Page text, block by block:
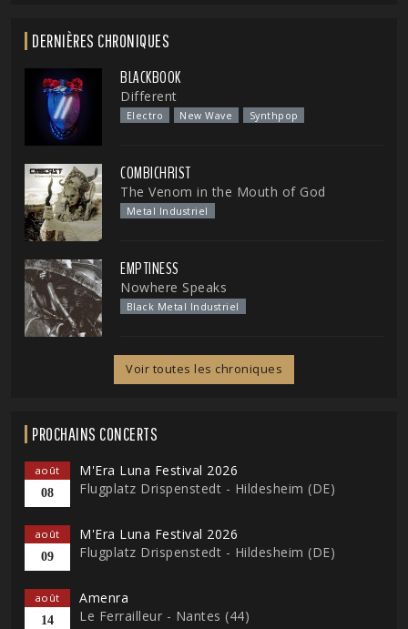
DERNIÈRES CHRONIQUES
BLACKBOOK
Different
Electro New Wave Synthpop
COMBICHRIST
The Venom in the Mouth of God
Metal Industriel
EMPTINESS
Nowhere Speaks
Black Metal Industriel
Voir toutes les chroniques
PROCHAINS CONCERTS
août
08
M'Era Luna Festival 2026
Flugplatz Drispenstedt - Hildesheim (DE)
août
09
M'Era Luna Festival 2026
Flugplatz Drispenstedt - Hildesheim (DE)
août
14
Amenra
Le Ferrailleur - Nantes (44)